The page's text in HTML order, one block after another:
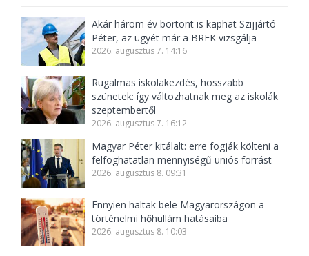
Akár három év börtönt is kaphat Szijjártó
Péter, az ügyét már a BRFK vizsgálja
2026. augusztus 7. 14:16
Rugalmas iskolakezdés, hosszabb
szünetek: így változhatnak meg az iskolák
szeptembertől
2026. augusztus 7. 16:12
Magyar Péter kitálalt: erre fogják költeni a
felfoghatatlan mennyiségű uniós forrást
2026. augusztus 8. 09:31
Ennyien haltak bele Magyarországon a
történelmi hőhullám hatásaiba
2026. augusztus 8. 10:03